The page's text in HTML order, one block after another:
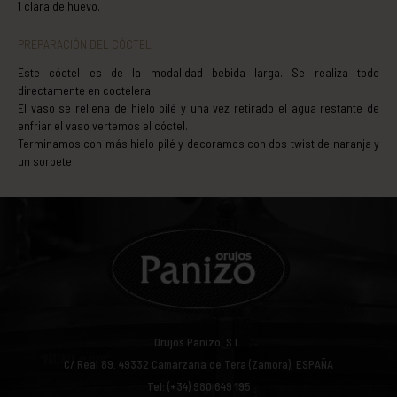
1 clara de huevo.
PREPARACIÓN DEL CÓCTEL
Este cóctel es de la modalidad bebida larga. Se realiza todo
directamente en coctelera.
El vaso se rellena de hielo pilé y una vez retirado el agua restante de
enfriar el vaso vertemos el cóctel.
Terminamos con más hielo pilé y decoramos con dos twist de naranja y
un sorbete
Orujos Panizo, S.L.
C/ Real 89. 49332 Camarzana de Tera (Zamora), ESPAÑA
Tel: (+34) 980 649 195